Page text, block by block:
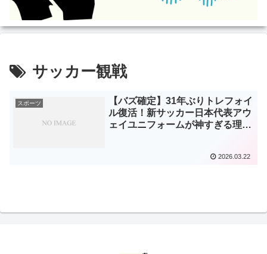
サッカー観戦
スポーツ
【バズ確定】31年ぶりトレフォイ
ル復活！新サッカー日本代表アウ
ェイユニフォームが神すぎる理由
2026.03.22